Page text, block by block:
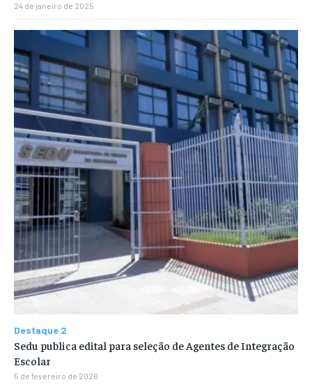
24 de janeiro de 2025
Destaque 2
Sedu publica edital para seleção de Agentes de Integração
Escolar
5 de fevereiro de 2026